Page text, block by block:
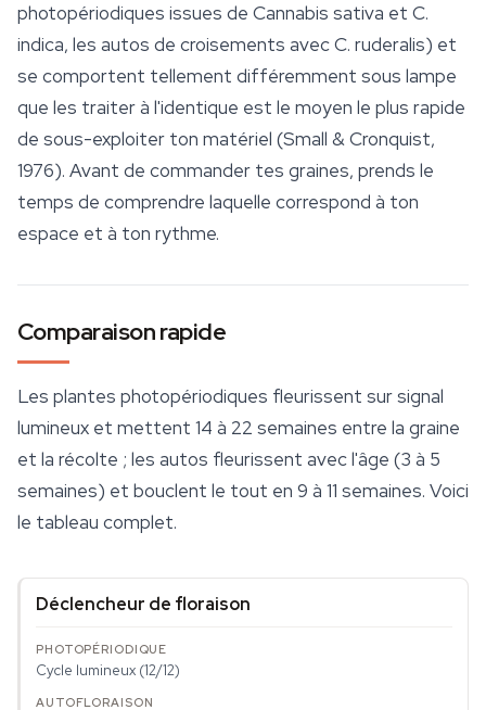
photopériodiques issues de Cannabis sativa et C.
indica, les autos de croisements avecC. ruderalis) et
se comportent tellement différemment sous lampe
que les traiter à l'identique est le moyen le plus rapide
de sous-exploiter ton matériel (Small & Cronquist,
1976). Avant de commander tes graines, prends le
temps de comprendre laquelle correspond à ton
espace et à ton rythme.
Comparaison rapide
Les plantes photopériodiques fleurissent sur signal
lumineux et mettent 14 à 22 semaines entre la graine
et la récolte ; les autos fleurissent avec l'âge (3 à 5
semaines) et bouclent le tout en 9 à 11 semaines. Voici
le tableau complet.
Déclencheur de floraison
Cycle lumineux (12/12)